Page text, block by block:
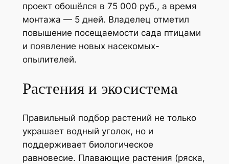
проект обошёлся в 75 000 руб., а время
монтажа — 5 дней. Владелец отметил
повышение посещаемости сада птицами
и появление новых насекомых-
опылителей.
Растения и экосистема
Правильный подбор растений не только
украшает водный уголок, но и
поддерживает биологическое
равновесие. Плавающие растения (ряска,